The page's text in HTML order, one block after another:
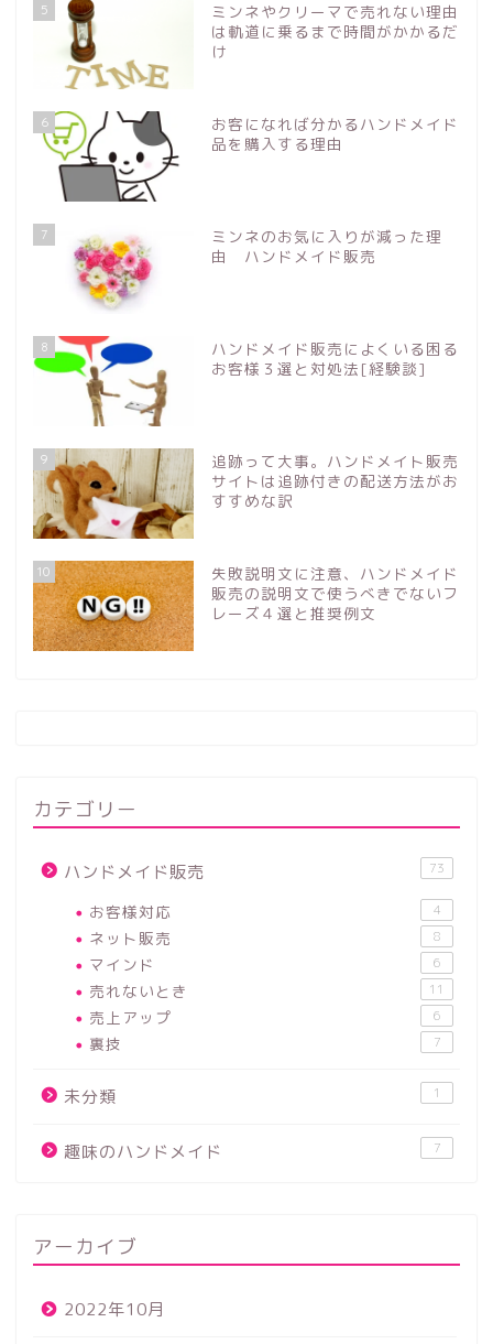
5
ミンネやクリーマで売れない理由
は軌道に乗るまで時間がかかるだ
け
6
お客になれば分かるハンドメイド
品を購入する理由
7
ミンネのお気に入りが減った理
由 ハンドメイド販売
8
ハンドメイド販売によくいる困る
お客様３選と対処法[経験談]
9
追跡って大事。ハンドメイト販売
サイトは追跡付きの配送方法がお
すすめな訳
10
失敗説明文に注意、ハンドメイド
販売の説明文で使うべきでないフ
レーズ４選と推奨例文
カテゴリー
ハンドメイド販売 73
お客様対応 4
ネット販売 8
マインド 6
売れないとき 11
売上アップ 6
裏技 7
未分類 1
趣味のハンドメイド 7
アーカイブ
2022年10月